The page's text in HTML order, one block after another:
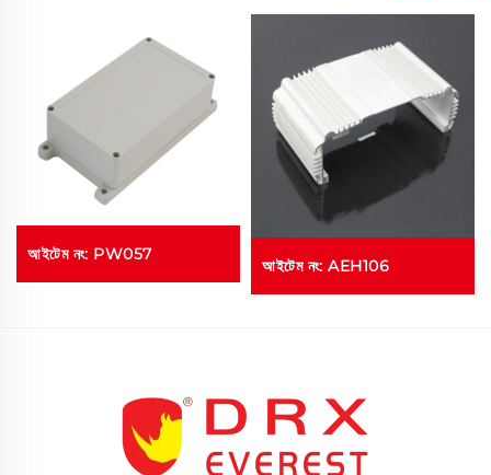
আইটেম নং: PW057
আইটেম নং: AEH106